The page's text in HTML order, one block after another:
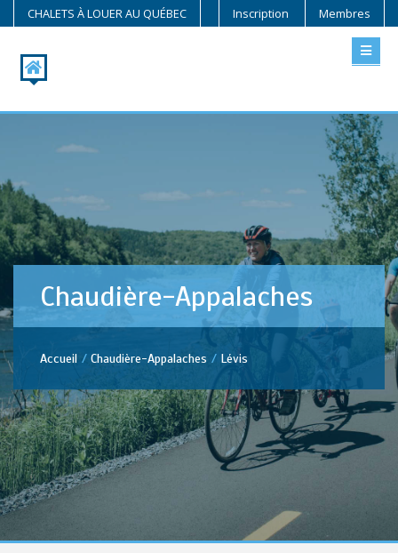
CHALETS À LOUER AU QUÉBEC Inscription Membres
Chaudière-Appalaches
Accueil Chaudière-Appalaches Lévis